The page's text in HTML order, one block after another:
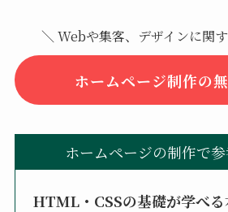
＼ Webや集客、デザインに関
ホームページ制作の
ホームページの制作で
HTML・CSSの基礎が学べ